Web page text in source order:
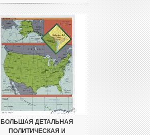
БОЛЬШАЯ ДЕТАЛЬНАЯ
ПОЛИТИЧЕСКАЯ И